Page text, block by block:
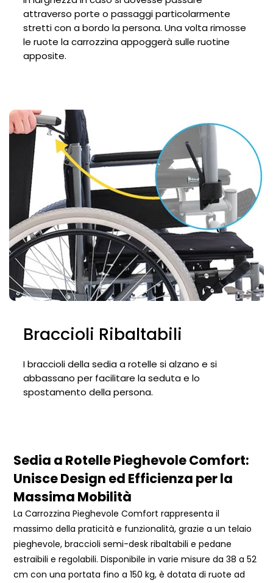
attraverso porte o passaggi particolarmente
stretti con a bordo la persona. Una volta rimosse
le ruote la carrozzina appoggerà sulle ruotine
apposite.
Braccioli Ribaltabili
I braccioli della sedia a rotelle si alzano e si
abbassano per facilitare la seduta e lo
spostamento della persona.
Sedia a Rotelle Pieghevole Comfort:
Unisce Design ed Efficienza per la
Massima Mobilità
La Carrozzina Pieghevole Comfort rappresenta il
massimo della praticità e funzionalità, grazie a un telaio
pieghevole, braccioli semi-desk ribaltabili e pedane
estraibili e regolabili. Disponibile in varie misure da 38 a 52
cm con una portata fino a 150 kg, è dotata di ruote ad